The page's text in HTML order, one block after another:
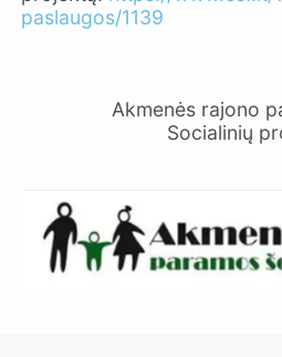
paslaugos/1139
Akmenės rajono
Socialinių